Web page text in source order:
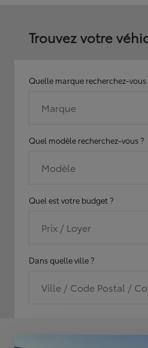
Trouvez votre
Quelle marque recherchez-vous
Marque
Quel modèle recherchez-vous ?
Modèle
Quel est votre budget ?
Prix / Loyer
Dans quelle ville ?
Ville / Code Postal /